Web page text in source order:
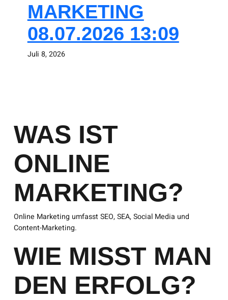
MARKETING
08.07.2026 13:09
Juli 8, 2026
WAS IST
ONLINE
MARKETING?
Online Marketing umfasst SEO, SEA, Social Media und
Content-Marketing.
WIE MISST MAN
DEN ERFOLG?